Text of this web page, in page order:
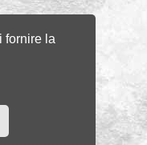
fornire la